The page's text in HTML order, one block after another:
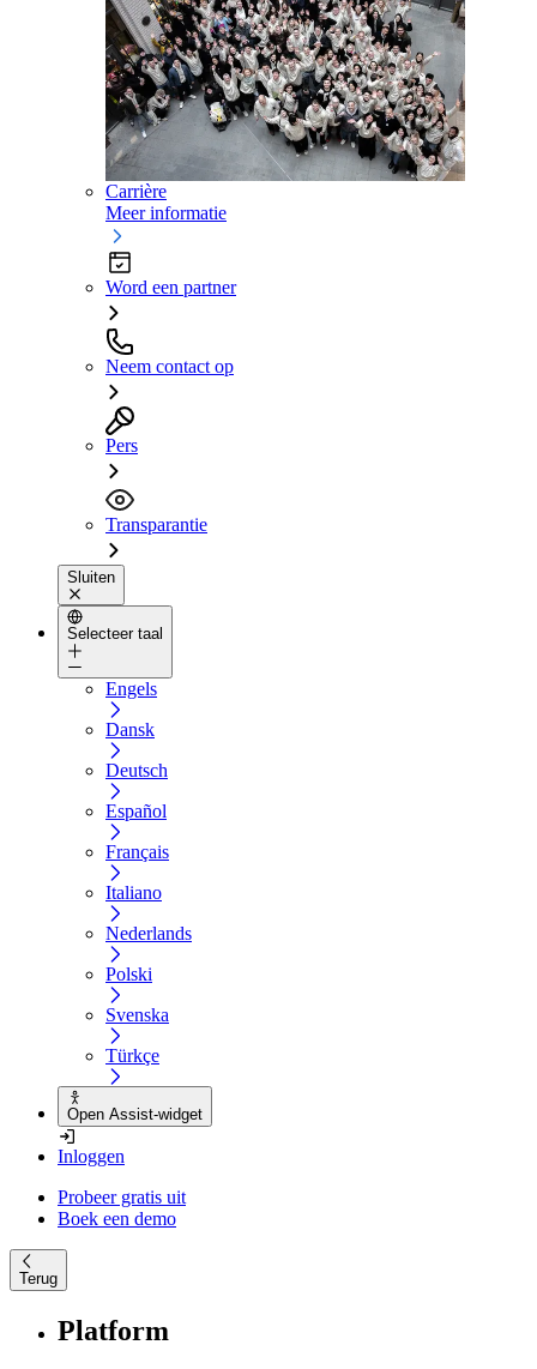
Carrière
Meer informatie
Word een partner
Neem contact op
Pers
Transparantie
Sluiten
Selecteer taal
Engels
Dansk
Deutsch
Español
Français
Italiano
Nederlands
Polski
Svenska
Türkçe
Open Assist-widget
Inloggen
Probeer gratis uit
Boek een demo
Terug
Platform